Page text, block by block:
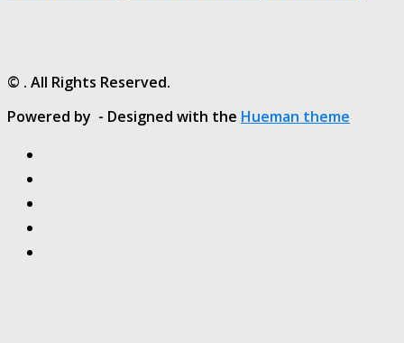
© . All Rights Reserved.
Powered by - Designed with the Hueman theme